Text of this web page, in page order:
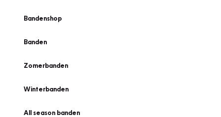
Bandenshop
Banden
Zomerbanden
Winterbanden
All season banden